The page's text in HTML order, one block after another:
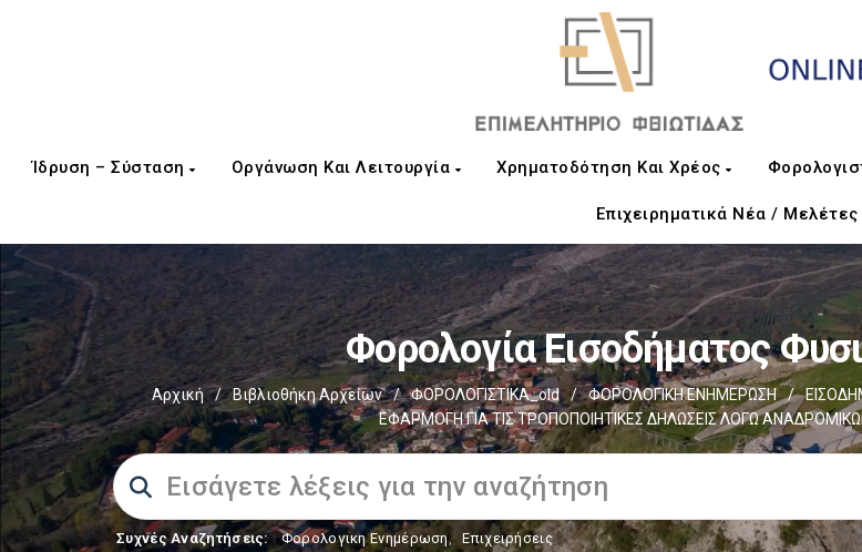
Ίδρυση – Σύσταση Οργάνωση Και Λειτουργία Χρηματοδότηση Και Χρέος
Επιχειρηματικά Νέα / Μελέτες
Φορολογία Εισοδήματος
Αρχική / Βιβλιοθήκη Αρχείων / ΦΟΡΟΛΟΓΙΣΤΙΚΑ_old / ΦΟΡΟΛΟΓΙΚΗ ΕΝΗΜΕΡΩΣΗ /
ΕΦΑΡΜΟΓΗ ΓΙΑ ΤΙΣ ΤΡΟΠΟΠΟΙΗΤΙΚΕΣ ΔΗΛΩΣΕΙΣ ΛΟΓΩ
Συχνές Αναζητήσεις: Φορολογικη Ενημέρωση, Επιχειρήσεις